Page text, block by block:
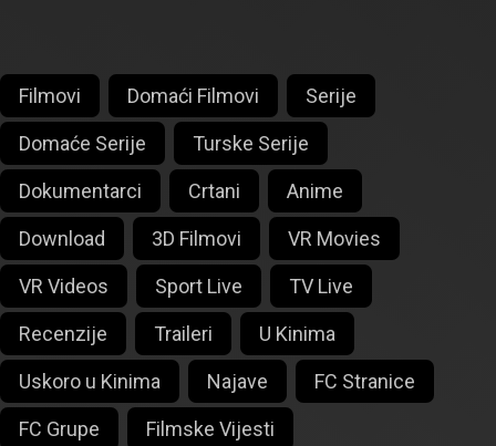
Filmovi Domaći Filmovi Serije
Domaće Serije Turske Serije
Dokumentarci Crtani Anime
Download 3D Filmovi VR Movies
VR Videos Sport Live TV Live
Recenzije Traileri U Kinima
Uskoro u Kinima Najave FC Stranice
FC Grupe Filmske Vijesti